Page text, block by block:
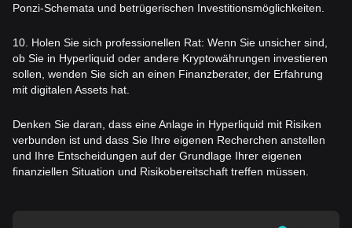
Ponzi-Schemata und betrügerischen Investitionsmöglichkeiten.
10. Holen Sie sich professionellen Rat: Wenn Sie unsicher sind,
ob Sie in Hyperliquid oder andere Kryptowährungen investieren
sollen, wenden Sie sich an einen Finanzberater, der Erfahrung
mit digitalen Assets hat.
Denken Sie daran, dass eine Anlage in Hyperliquid mit Risiken
verbunden ist und dass Sie Ihre eigenen Recherchen anstellen
und Ihre Entscheidungen auf der Grundlage Ihrer eigenen
finanziellen Situation und Risikobereitschaft treffen müssen.